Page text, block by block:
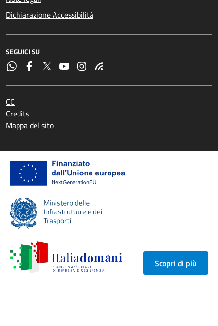
Dichiarazione Accessibilità
SEGUICI SU
CC
Credits
Mappa del sito
Scopri di più